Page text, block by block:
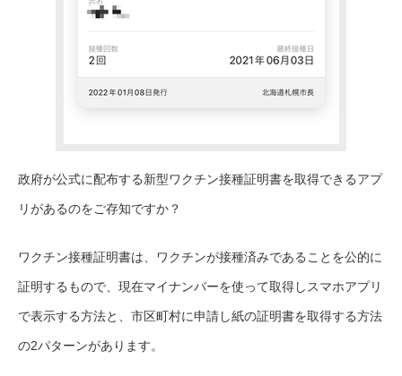
政府が公式に配布する新型ワクチン接種証明書を取得できるアプ
リがあるのをご存知ですか？
ワクチン接種証明書は、ワクチンが接種済みであることを公的に
証明するもので、現在マイナンバーを使って取得しスマホアプリ
で表示する方法と、市区町村に申請し紙の証明書を取得する方法
の2パターンがあります。